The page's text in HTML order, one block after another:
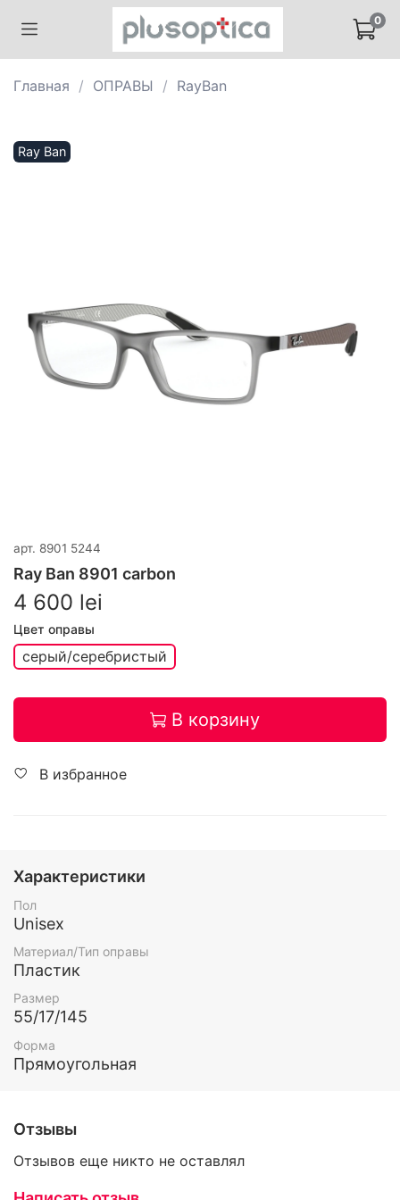
0
Главная ОПРАВЫ RayBan
Ray Ban
арт. 8901 5244
Ray Ban 8901 carbon
4 600 lei
Цвет оправы
серый/серебристый
В корзину
В избранное
Характеристики
Пол
Unisex
Материал/Тип оправы
Пластик
Размер
55/17/145
Форма
Прямоугольная
Отзывы
Отзывов еще никто не оставлял